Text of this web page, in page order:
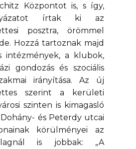
Központot is, s így,
írtak ki az
posztra, örömmel
Hozzá tartoznak majd
intézmények, a klubok,
gondozás és szociális
irányítása. Az új
szerint a kerületi
szinten is kimagasló
és Peterdy utcai
körülményei az
is jobbak: „A